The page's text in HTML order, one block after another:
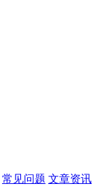
常见问题 文章资讯